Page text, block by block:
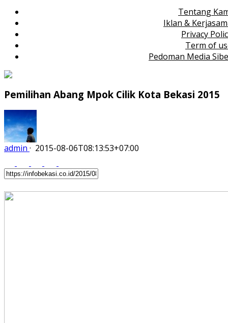
Tentang
Iklan &
Privacy
Term of
Pedoman Media
Pemilihan Abang Mpok Cilik Kota Bekasi 2015
admin · 2015-08-06T08:13:53+07:00